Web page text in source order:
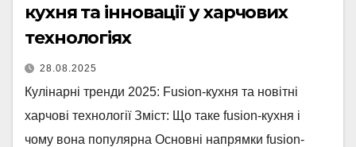
кухня та інновації у харчових
технологіях
28.08.2025
Кулінарні тренди 2025: Fusion-кухня та новітні
харчові технології Зміст: Що таке fusion-кухня і
чому вона популярна Основні напрямки fusion-